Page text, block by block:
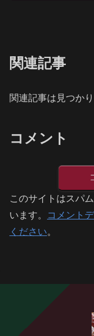
関連記事
関連記事は見つか
コメント
このサイトはスパ
います。
コメント
ください。